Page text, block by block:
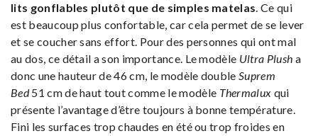
lits gonflables plutôt que de simples matelas. Ce qui
est beaucoup plus confortable, car cela permet de se lever
et se coucher sans effort. Pour des personnes qui ont mal
au dos, ce détail a son importance. Le modèle Ultra Plush a
donc une hauteur de 46 cm, le modèle doubleSuprem
Bed51 cm de haut tout comme le modèle Thermalux qui
présente l’avantage d’être toujours à bonne température.
Fini les surfaces trop chaudes en été ou trop froides en